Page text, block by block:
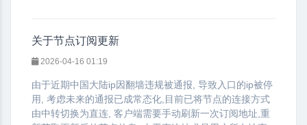
关于节点订阅更新
2026-04-16 01:19
由于近期中国大陆ip因翻墙违规被通报, 导致入口的ip被停
用, 考虑未来的通报已成常态化,目前已将节点的连接方式
由中转切换为直连, 客户端需要手动刷新一次订阅地址,重